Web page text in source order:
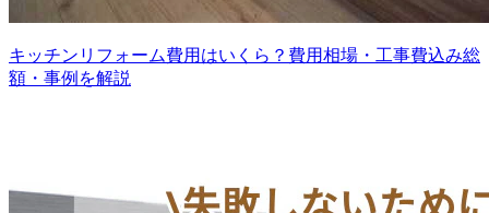
キッチンリフォーム費用はいくら？費用相場・工事費込み総
額・事例を解説